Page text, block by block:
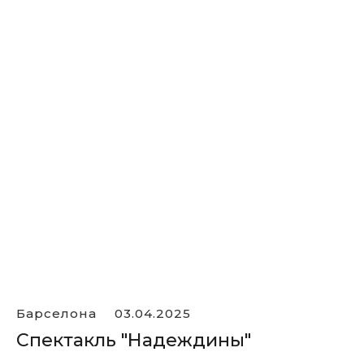
Барселона 03.04.2025
Спектакль "Надеждины"